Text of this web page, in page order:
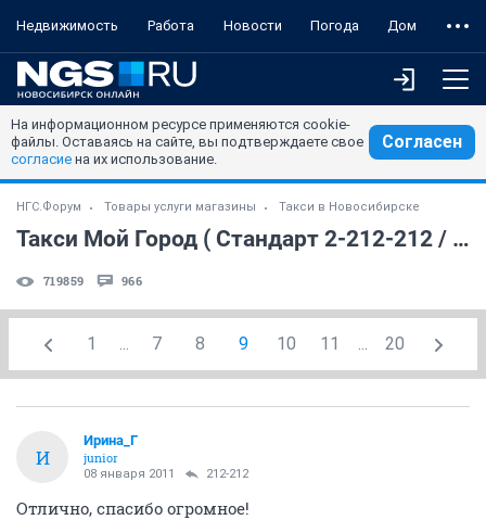
Недвижимость Работа Новости Погода Дом
На информационном ресурсе применяются cookie-
файлы. Оставаясь на сайте, вы подтверждаете свое
согласие на их использование.
Согласен
НГС.Форум Товары услуги магазины Такси в Новосибирске
Такси Мой Город ( Стандарт 2-212-212 / Комфорт 230-33-33)
719859 966
1 ... 7 8 9 10 11 ... 20
И
Ирина_Г
junior
08 января 2011 212-212
Отлично, спасибо огромное!